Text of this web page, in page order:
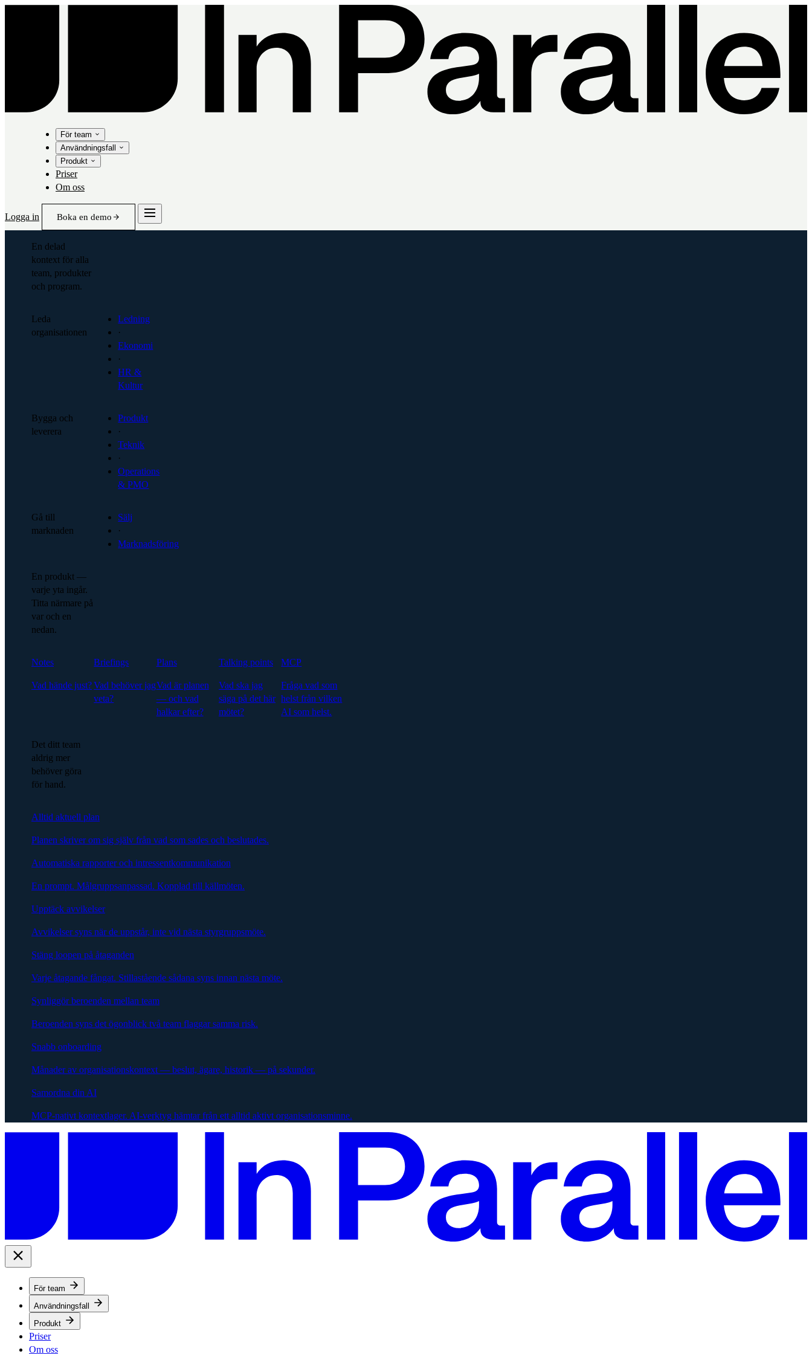
För team
Användningsfall
Produkt
Priser
Om oss
Logga in Boka en demo
En delad
kontext för alla
team, produkter
och program.
Leda
organisationen
Ledning
·
Ekonomi
·
HR &
Kultur
Bygga och
leverera
Produkt
·
Teknik
·
Operations
& PMO
Gå till
marknaden
Sälj
·
Marknadsföring
En produkt —
varje yta ingår.
Titta närmare på
var och en
nedan.
Notes
Vad hände just?
Briefings
Vad behöver jag
veta?
Plans
Vad är planen
— och vad
halkar efter?
Talking points
Vad ska jag
säga på det här
mötet?
MCP
Fråga vad som
helst från vilken
AI som helst.
Det ditt team
aldrig mer
behöver göra
för hand.
Alltid aktuell plan
Planen skriver om sig själv från vad som sades och beslutades.
Automatiska rapporter och intressentkommunikation
En prompt. Målgruppsanpassad. Kopplad till källmöten.
Upptäck avvikelser
Avvikelser syns när de uppstår, inte vid nästa styrgruppsmöte.
Stäng loopen på åtaganden
Varje åtagande fångat. Stillastående sådana syns innan nästa möte.
Synliggör beroenden mellan team
Beroenden syns det ögonblick två team flaggar samma risk.
Snabb onboarding
Månader av organisationskontext — beslut, ägare, historik — på sekunder.
Samordna din AI
MCP-nativt kontextlager. AI-verktyg hämtar från ett alltid aktivt organisationsminne.
För team
Användningsfall
Produkt
Priser
Om oss